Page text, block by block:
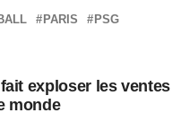
PARIS
PSG
exploser les ventes
monde